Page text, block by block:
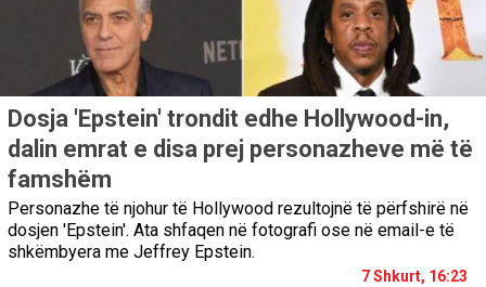
Dosja 'Epstein' trondit edhe Hollywood-in,
dalin emrat e disa prej personazheve më të
famshëm
Personazhe të njohur të Hollywood rezultojnë të përfshirë në
dosjen 'Epstein'. Ata shfaqen në fotografi ose në email-e të
shkëmbyera me Jeffrey Epstein.
7 Shkurt, 16:23